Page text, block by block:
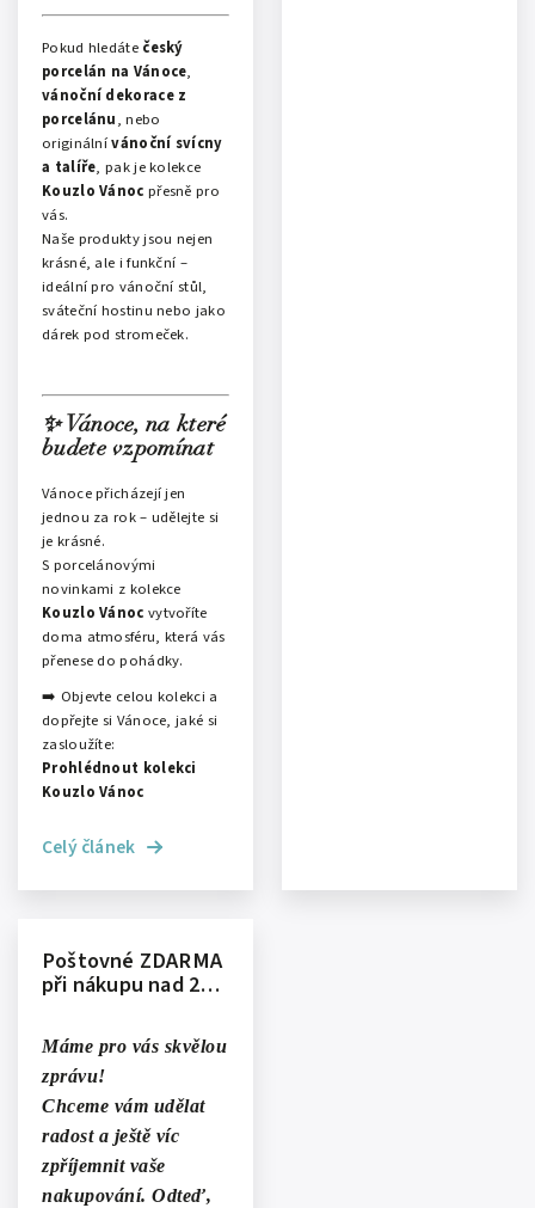
Pokud hledáte český
porcelán na Vánoce,
vánoční dekorace z
porcelánu, nebo
originálnívánoční svícny
a talíře, pak je kolekce
Kouzlo Vánoc přesně pro
vás.
Naše produkty jsou nejen
krásné, ale i funkční –
ideální pro vánoční stůl,
sváteční hostinu nebo jako
dárek pod stromeček.
✨ Vánoce, na které
budete vzpomínat
Vánoce přicházejí jen
jednou za rok – udělejte si
je krásné.
S porcelánovými
novinkami z kolekce
Kouzlo Vánoc vytvoříte
doma atmosféru, která vás
přenese do pohádky.
➡️ Objevte celou kolekci a
dopřejte si Vánoce, jaké si
zasloužíte:
Prohlédnout kolekci
Kouzlo Vánoc
Celý článek
Poštovné ZDARMA
při nákupu nad 2
Máme pro vás skvělou
zprávu!
Chceme vám udělat
radost a ještě víc
zpříjemnit vaše
nakupování. Odteď,